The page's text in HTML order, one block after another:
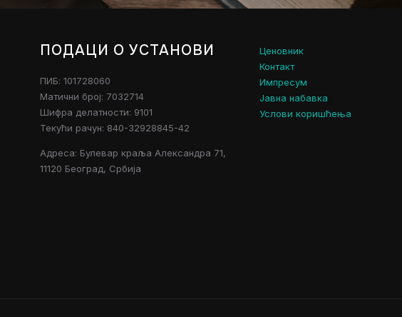
ПОДАЦИ О УСТАНОВИ
ПИБ: 101728060
Матични број: 7032714
Шифра делатности: 9101
Текући рачун: 840-32928845-42
Адреса: Булевар краља Александра 71,
11120 Београд, Србија
Ценовник
Контакт
Импресум
Јавна набавка
Услови коришћења